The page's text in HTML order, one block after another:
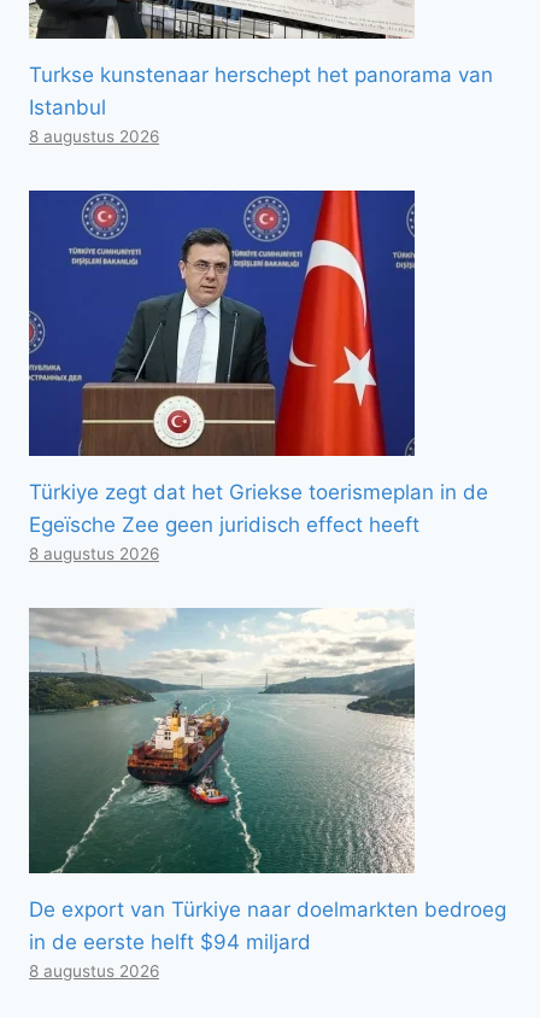
Turkse kunstenaar herschept het panorama van
Istanbul
8 augustus 2026
Türkiye zegt dat het Griekse toerismeplan in de
Egeïsche Zee geen juridisch effect heeft
8 augustus 2026
De export van Türkiye naar doelmarkten bedroeg
in de eerste helft $94 miljard
8 augustus 2026